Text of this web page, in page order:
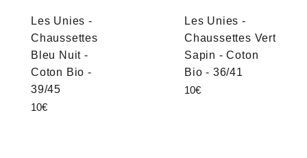
Les Unies -
Chaussettes
Bleu Nuit -
Coton Bio -
39/45
Prix
10€
Les Unies -
Chaussettes Vert
Sapin - Coton
Bio - 36/41
Prix
10€